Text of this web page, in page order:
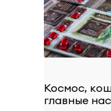
Космос,
главные